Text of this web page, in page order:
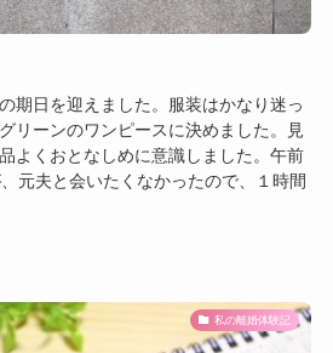
期日を迎えました。服装はかなり迷っ
リーンのワンピースに決めました。見
よくおとなしめに意識しました。午前
元夫と会いたくなかったので、１時間
私の離婚体験記